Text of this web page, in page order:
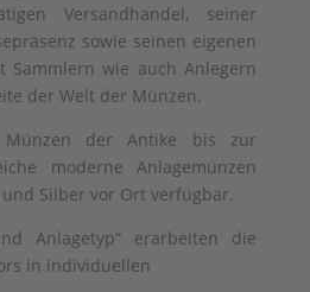
Versandhandel, seiner
sowie seinen eigenen
Sammlern wie auch Anlegern
der Welt der Münzen.
Münzen der Antike bis zur
moderne Anlagemünzen
Silber vor Ort verfügbar.
Anlagetyp“ erarbeiten die
in individuellen